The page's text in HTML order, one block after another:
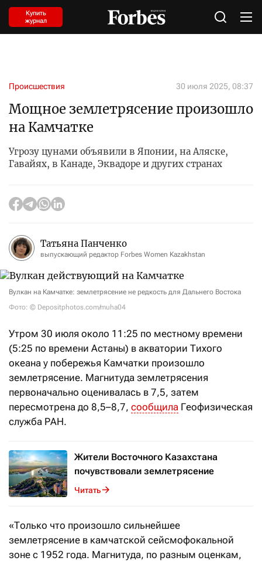
Купить
журнал
Происшествия 30 июля 2025, 08:37
Мощное землетрясение произошло
на Камчатке
Угрозу цунами объявили в Японии, на Аляске,
Гавайях, в Канаде, Эквадоре и других странах
Татьяна Панченко
выпускающий редактор Forbes Women Kazakhstan
Вулкан на Камчатке: землетрясение не редкость для Дальнего Востока
Фото: © Depositphotos.com/muha04
Утром 30 июля около 11:25 по местному времени
(5:25 по времени Астаны) в акватории Тихого
океана у побережья Камчатки произошло
землетрясение. Магнитуда землетрясения
первоначально оценивалась в 7,5, затем
пересмотрена до 8,5–8,7, сообщила Геофизическая
служба РАН.
Жители Восточного Казахстана
почувствовали землетрясение
Читать
«Только что произошло сильнейшее
землетрясение в камчатской сейсмофокальной
зоне с 1952 года. Магнитуда, по разным оценкам,